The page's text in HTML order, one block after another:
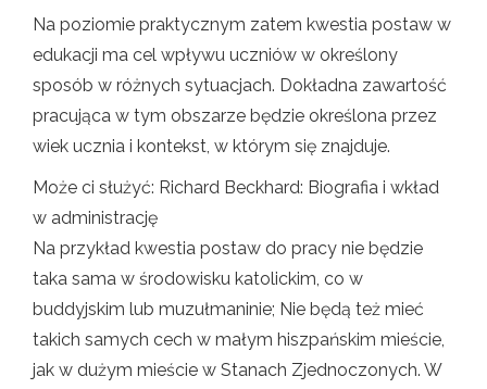
Na poziomie praktycznym zatem kwestia postaw w
edukacji ma cel wpływu uczniów w określony
sposób w różnych sytuacjach. Dokładna zawartość
pracująca w tym obszarze będzie określona przez
wiek ucznia i kontekst, w którym się znajduje.
Może ci służyć: Richard Beckhard: Biografia i wkład
w administrację
Na przykład kwestia postaw do pracy nie będzie
taka sama w środowisku katolickim, co w
buddyjskim lub muzułmaninie; Nie będą też mieć
takich samych cech w małym hiszpańskim mieście,
jak w dużym mieście w Stanach Zjednoczonych. W